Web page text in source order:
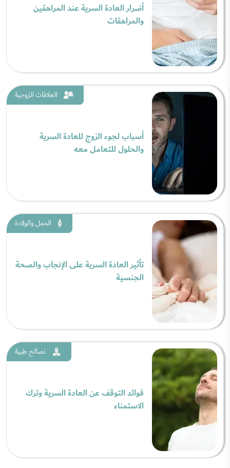
أضرار العادة السرية عند المراهقين
والمراهقات
العلاقات الزوجية
أسباب لجوء الزوج للعادة السرية
والحلول للتعامل معه
الحمل والولادة
تأثير العادة السرية على الإنجاب والصحة
الجنسية
نصائح طبية
فوائد التوقف عن العادة السرية وترك
الاستمناء